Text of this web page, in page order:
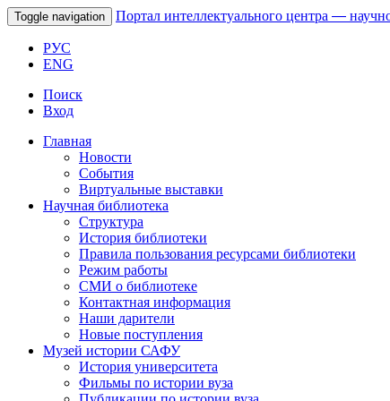
Toggle navigation Портал интеллектуального центра —
РУС
ENG
Поиск
Вход
Главная
Новости
События
Виртуальные выставки
Научная библиотека
Структура
История библиотеки
Правила пользования ресурсами библиотеки
Режим работы
СМИ о библиотеке
Контактная информация
Наши дарители
Новые поступления
Музей истории САФУ
История университета
Фильмы по истории вуза